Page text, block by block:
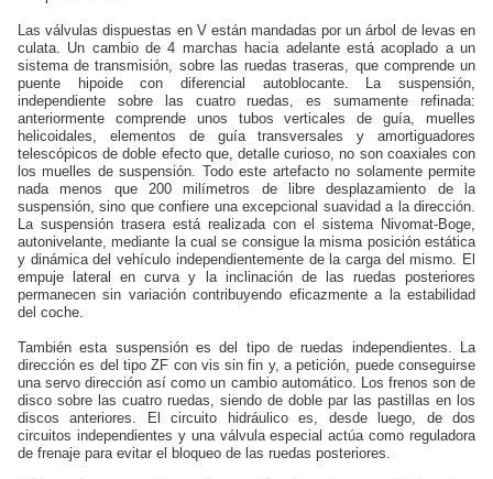
Las válvulas dispuestas en V están mandadas por un árbol de levas en
culata. Un cambio de 4 marchas hacia adelante está acoplado a un
sistema de transmisión, sobre las ruedas traseras, que comprende un
puente hipoide con diferencial autoblocante. La suspensión,
independiente sobre las cuatro ruedas, es sumamente refinada:
anteriormente comprende unos tubos verticales de guía, muelles
helicoidales, elementos de guía transversales y amortiguadores
telescópicos de doble efecto que, detalle curioso, no son coaxiales con
los muelles de suspensión. Todo este artefacto no solamente permite
nada menos que 200 milímetros de libre desplazamiento de la
suspensión, sino que confiere una excepcional suavidad a la dirección.
La suspensión trasera está realizada con el sistema Nivomat-Boge,
autonivelante, mediante la cual se consigue la misma posición estática
y dinámica del vehículo independientemente de la carga del mismo. El
empuje lateral en curva y la inclinación de las ruedas posteriores
permanecen sin variación contribuyendo eficazmente a la estabilidad
del coche.
También esta suspensión es del tipo de ruedas independientes. La
dirección es del tipo ZF con vis sin fin y, a petición, puede conseguirse
una servo dirección así como un cambio automático. Los frenos son de
disco sobre las cuatro ruedas, siendo de doble par las pastillas en los
discos anteriores. El circuito hidráulico es, desde luego, de dos
circuitos independientes y una válvula especial actúa como reguladora
de frenaje para evitar el bloqueo de las ruedas posteriores.